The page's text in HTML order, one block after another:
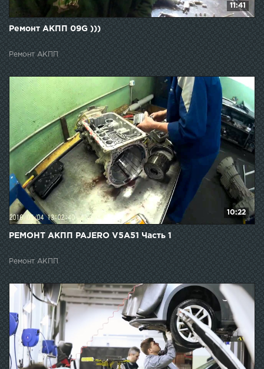
11:41
Ремонт АКПП 09G )))
Ремонт АКПП
10:22
РЕМОНТ АКПП PAJERO V5A51 Часть 1
Ремонт АКПП